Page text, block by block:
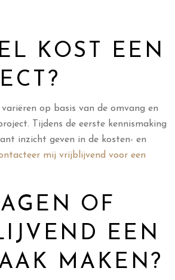
KOST EEN
op basis van de omvang en
Tijdens de eerste kennismaking
inzicht geven in de kosten- en
mij vrijblijvend voor een
OF
EEN
MAKEN?